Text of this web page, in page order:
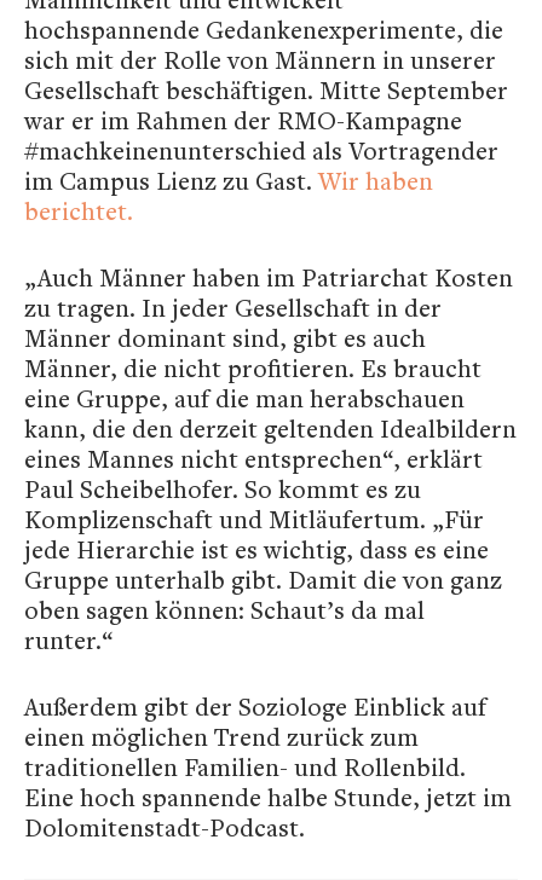
hochspannende Gedankenexperimente, die
sich mit der Rolle von Männern in unserer
Gesellschaft beschäftigen. Mitte September
war er im Rahmen der RMO-Kampagne
#machkeinenunterschied als Vortragender
im Campus Lienz zu Gast.Wir haben
berichtet.
„Auch Männer haben im Patriarchat Kosten
zu tragen. In jeder Gesellschaft in der
Männer dominant sind, gibt es auch
Männer, die nicht profitieren. Es braucht
eine Gruppe, auf die man herabschauen
kann, die den derzeit geltenden Idealbildern
eines Mannes nicht entsprechen“, erklärt
Paul Scheibelhofer. So kommt es zu
Komplizenschaft und Mitläufertum. „Für
jede Hierarchie ist es wichtig, dass es eine
Gruppe unterhalb gibt. Damit die von ganz
oben sagen können: Schaut’s da mal
runter.“
Außerdem gibt der Soziologe Einblick auf
einen möglichen Trend zurück zum
traditionellen Familien- und Rollenbild.
Eine hoch spannende halbe Stunde, jetzt im
Dolomitenstadt-Podcast.